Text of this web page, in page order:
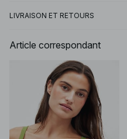
LIVRAISON ET RETOURS
Article correspondant